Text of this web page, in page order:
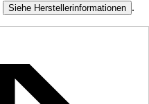
Siehe Herstellerinformationen .